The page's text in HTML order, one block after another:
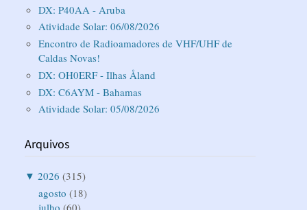
DX: P40AA - Aruba
Atividade Solar: 06/08/2026
Encontro de Radioamadores de VHF/UHF de
Caldas Novas!
DX: OH0ERF - Ilhas Åland
DX: C6AYM - Bahamas
Atividade Solar: 05/08/2026
Arquivos
▼ 2026 (315)
agosto (18)